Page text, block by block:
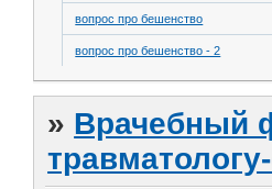
вопрос про бешенство
вопрос про бешенство - 2
» Врачебный